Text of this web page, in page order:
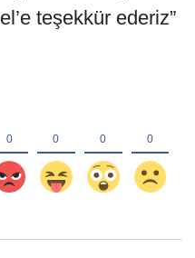
teşekkür ederiz”